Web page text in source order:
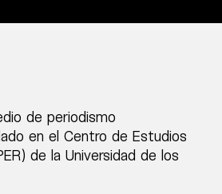
de periodismo
en el Centro de Estudios
de la Universidad de los